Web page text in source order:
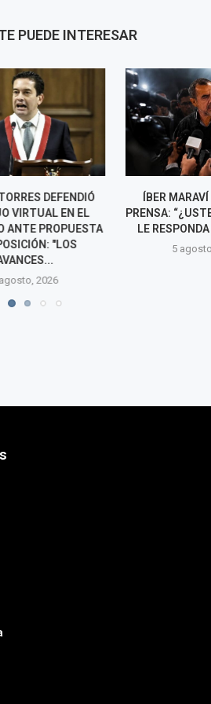
PUEDE INTERESAR
GRITA A LA
“¿USTED QUIERE QUE
LO QUE LE...
5 agosto, 2026
LUIS
ALCALDÍA DE